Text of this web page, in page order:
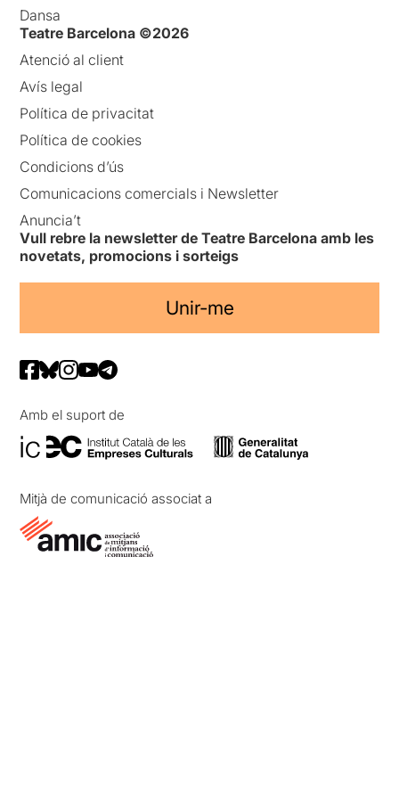
Dansa
Teatre Barcelona ©2026
Atenció al client
Avís legal
Política de privacitat
Política de cookies
Condicions d’ús
Comunicacions comercials i Newsletter
Anuncia’t
Vull rebre la newsletter de Teatre Barcelona amb les
novetats, promocions i sorteigs
Unir-me
Amb el suport de
Mitjà de comunicació associat a